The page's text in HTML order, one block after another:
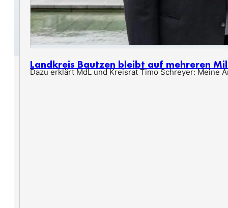
Landkreis Bautzen bleibt auf mehreren
Dazu erklärt MdL und Kreisrat Timo Schreyer: Meine